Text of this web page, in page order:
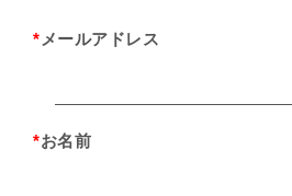
* メールアドレス
*お名前